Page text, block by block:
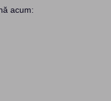
acum: